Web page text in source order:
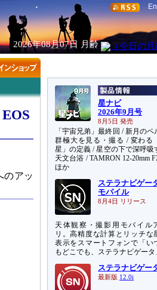
2026年08月07日 月齢
のアッ
星ナビ
2026年9月号
8月5日 発売
「宇宙兄弟」最終回 / 新月のペ
群極大を見る・撮る / 変わる
星」の定義 / 星空の下で深呼吸
天文台浴 / TAMRON 12-20mm
ほか
ステラナビゲー
モバイル
8月4日 リリース
天体観察・撮影用モバイル
リ。高精度な計算とリッチな
表示をスマートフォンで「い
もどこでも、ステラナビゲータ
ステラナビゲー
最新版 12.0i